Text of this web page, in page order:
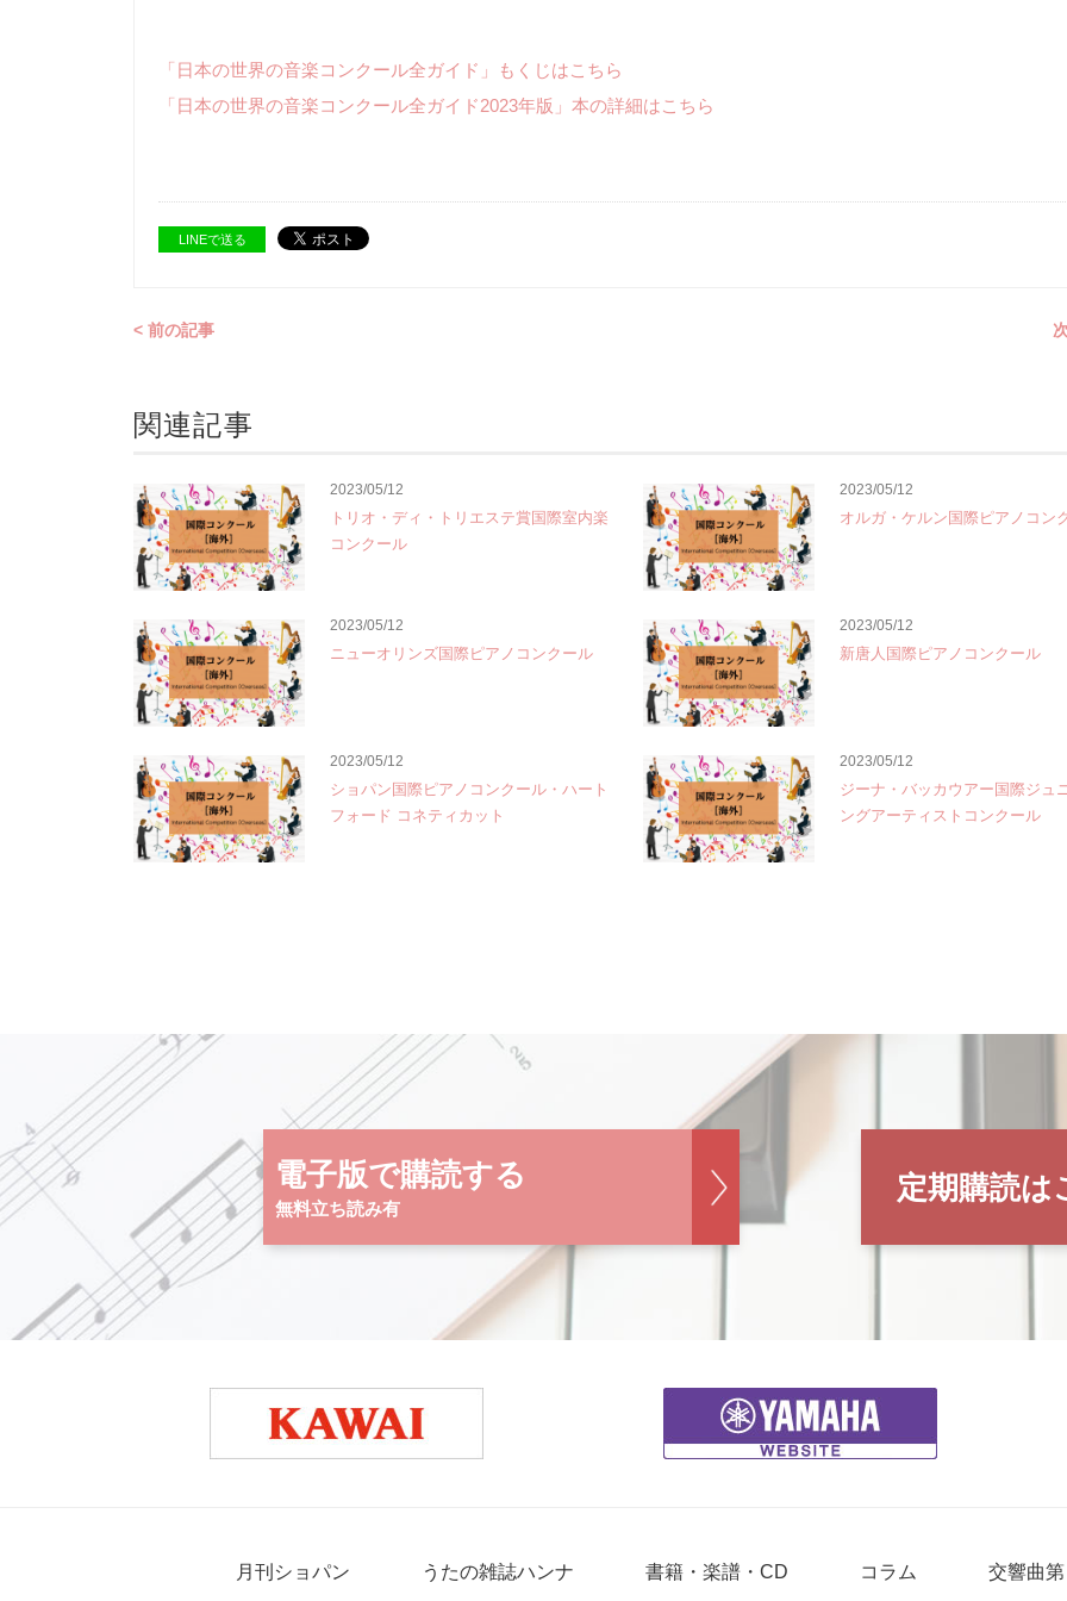
「日本の世界の音楽コンクール全ガイド」もくじはこちら
「日本の世界の音楽コンクール全ガイド2023年版」本の詳細はこちら
LINEで送る
< 前の記事
関連記事
2023/05/12
トリオ・ディ・トリエステ賞国際室内楽
コンクール
2023/05/12
オルガ・ケルン国際ピアノコン
2023/05/12
ニューオリンズ国際ピアノコンクール
2023/05/12
新唐人国際ピアノコンクール
2023/05/12
ショパン国際ピアノコンクール・ハート
フォード コネティカット
2023/05/12
ジーナ・バッカウアー国際ジュ
ングアーティストコンクール
電子版で購読する
無料立ち読み有
定期購読は
月刊ショパン うたの雑誌ハンナ 書籍・楽譜・CD コラム 交響曲